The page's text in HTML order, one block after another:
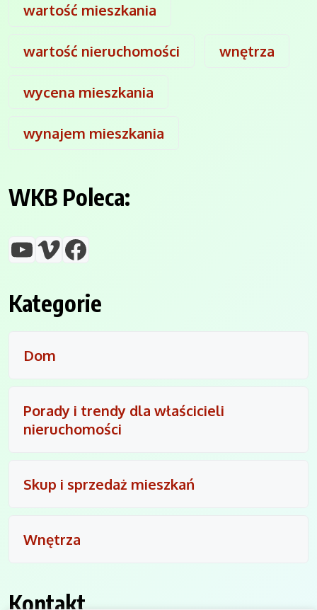
wartość mieszkania
wartość nieruchomości wnętrza
wycena mieszkania
wynajem mieszkania
WKB Poleca:
YouTube
VimeoFacebook
Kategorie
Dom
Porady i trendy dla właścicieli
nieruchomości
Skup i sprzedaż mieszkań
Wnętrza
Kontakt